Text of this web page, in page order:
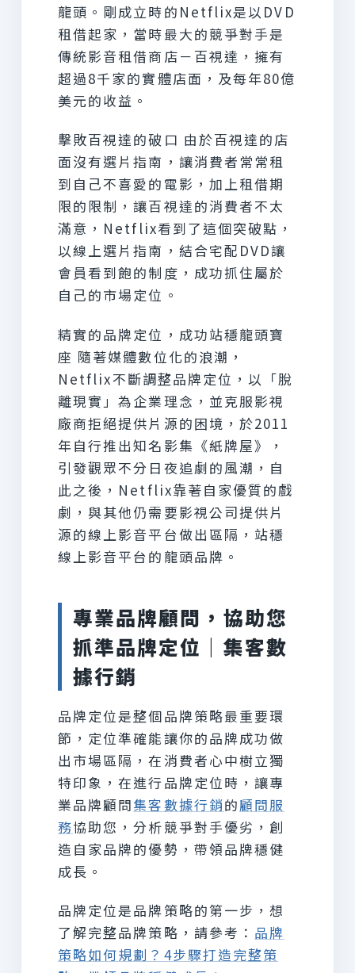
龍頭。剛成立時的Netflix是以DVD
租借起家，當時最大的競爭對手是
傳統影音租借商店－百視達，擁有
超過8千家的實體店面，及每年80億
美元的收益。
擊敗百視達的破口 由於百視達的店
面沒有選片指南，讓消費者常常租
到自己不喜愛的電影，加上租借期
限的限制，讓百視達的消費者不太
滿意，Netflix看到了這個突破點，
以線上選片指南，結合宅配DVD讓
會員看到飽的制度，成功抓住屬於
自己的市場定位。
精實的品牌定位，成功站穩龍頭寶
座 隨著媒體數位化的浪潮，
Netflix不斷調整品牌定位，以「脫
離現實」為企業理念，並克服影視
廠商拒絕提供片源的困境，於2011
年自行推出知名影集《紙牌屋》，
引發觀眾不分日夜追劇的風潮，自
此之後，Netflix靠著自家優質的戲
劇，與其他仍需要影視公司提供片
源的線上影音平台做出區隔，站穩
線上影音平台的龍頭品牌。
專業品牌顧問，協助您
抓準品牌定位｜集客數
據行銷
品牌定位是整個品牌策略最重要環
節，定位準確能讓你的品牌成功做
出市場區隔，在消費者心中樹立獨
特印象，在進行品牌定位時，讓專
業品牌顧問集客數據行銷的顧問服
務協助您，分析競爭對手優劣，創
造自家品牌的優勢，帶領品牌穩健
成長。
品牌定位是品牌策略的第一步，想
了解完整品牌策略，請參考： 品牌
策略如何規劃？4步驟打造完整策